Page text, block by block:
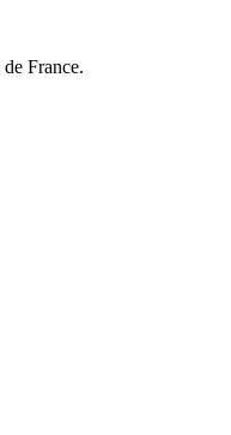
France.